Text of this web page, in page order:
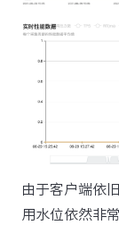
由于客户端依
用水位依然非